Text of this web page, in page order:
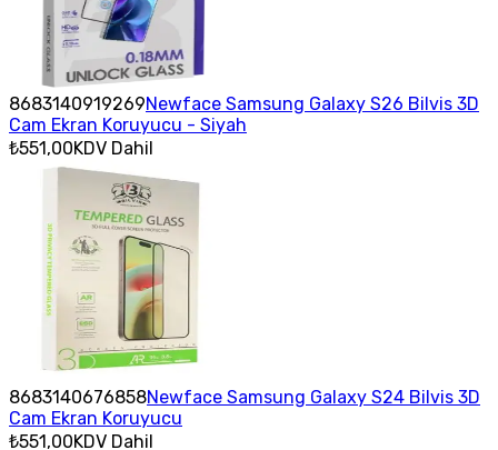
8683140919269Newface Samsung Galaxy S26 Bilvis 3D
Cam Ekran Koruyucu - Siyah
₺551,00KDV Dahil
8683140676858Newface Samsung Galaxy S24 Bilvis 3D
Cam Ekran Koruyucu
₺551,00KDV Dahil